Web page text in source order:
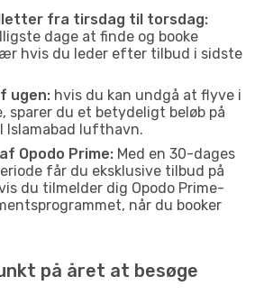
fra tirsdag til torsdag:
dage at finde og booke
hvis du leder efter tilbud i sidste
ugen: hvis du kan undgå at flyve i
sparer du et betydeligt beløb på
Islamabad lufthavn.
Opodo Prime: Med en 30-dages
får du eksklusive tilbud på
du tilmelder dig Opodo Prime-
når du booker
på året at besøge